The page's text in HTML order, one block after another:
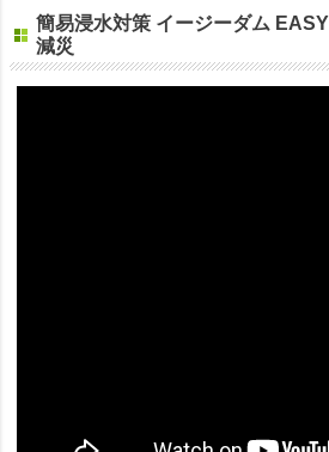
簡易浸水対策 イージーダム
減災